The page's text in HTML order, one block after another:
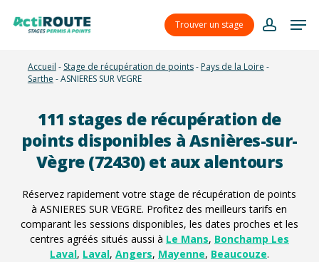
Trouver un stage
account
Accueil - Stage de récupération de points- Pays de la Loire -
Sarthe -ASNIERES SUR VEGRE
111 stages de récupération de
points disponibles à Asnières-sur-
Vègre (72430) et aux alentours
Réservez rapidement votre stage de récupération de points
à ASNIERES SUR VEGRE. Profitez des meilleurs tarifs en
comparant les sessions disponibles, les dates proches et les
centres agréés situés aussi à Le Mans, Bonchamp Les
Laval, Laval, Angers, Mayenne, Beaucouze.